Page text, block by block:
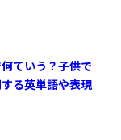
何ていう？子供で
る英単語や表現